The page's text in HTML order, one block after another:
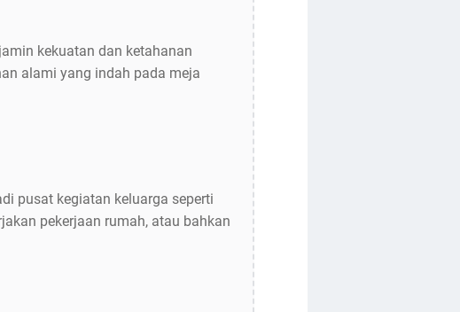
kekuatan dan ketahanan
alami yang indah pada meja
pusat kegiatan keluarga seperti
pekerjaan rumah, atau bahkan